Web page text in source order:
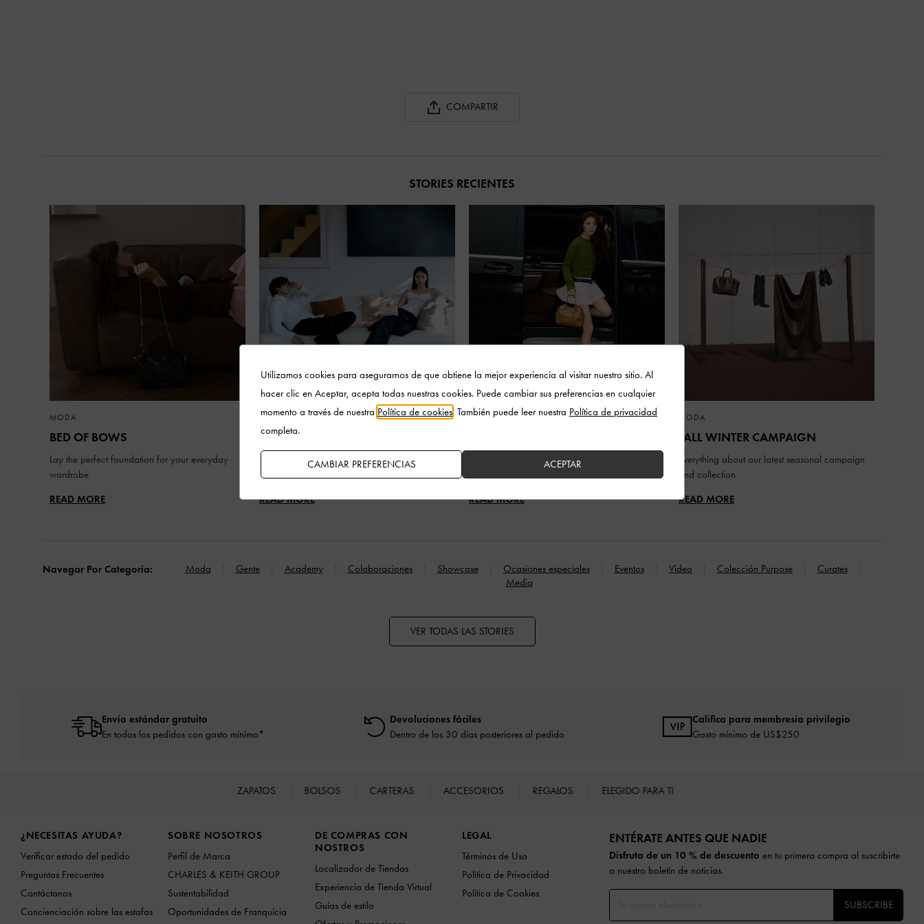
COMPARTIR
STORIES RECIENTES
MODA
BED OF BOWS
Lay the perfect foundation for your everyday
wardrobe
READ MORE
MODA
QIXI
Celebrating Qixi Festival through a
contemporary lens
READ MORE
GENTE
CHARLES & KEITH welcomes Zhao Jinmai as
READ MORE
MODA
FALL WINTER CAMPAIGN
Everything about our latest seasonal campaign
and collection
READ MORE
Navegar Por Categoría: Moda Gente Academy Colaboraciones Showcase Ocasiones especiales Eventos Video Colección Purpose
Curates
Media
VER TODAS LAS STORIES
Envío estándar gratuito
En todos los pedidos con gasto mínimo*
Devoluciones fáciles
Dentro de los 30 días posteriores al pedido
Califica para membresía privilegio
Gasto mínimo de US$250
ZAPATOS BOLSOS CARTERAS ACCESORIOS REGALOS ELEGIDO PARA TI
¿NECESITAS AYUDA?
Verificar estado del pedido
Preguntas Frecuentes
Contáctanos
Concienciación sobre las estafas
SOBRE NOSOTROS
Perfil de Marca
CHARLES & KEITH GROUP
Sustentabilidad
Oportunidades de Franquicia
DE COMPRAS CON
NOSTROS
Localizador de Tiendas
Experiencia de Tienda Virtual
Guías de estilo
LEGAL
Términos de Uso
Política de Privacidad
Política de Cookies
ENTÉRATE ANTES QUE NADIE​​
Disfruta de un 10 % de descuento en tu primera compra al suscribirte
a nuestro boletín de noticias.
SUBSCRIBE
Utilizamos cookies para asegurarnos de que obtiene la mejor experiencia al visitar nuestro sitio. Al
hacer clic en Aceptar, acepta todas nuestras cookies. Puede cambiar sus preferencias en cualquier
momento a través de nuestra Política de cookies . También puede leer nuestra Política de privacidad
completa.
CAMBIAR PREFERENCIAS ACEPTAR